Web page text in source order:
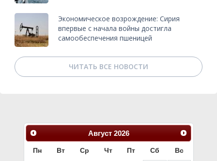
Экономическое возрождение: Сирия
впервые с начала войны достигла
самообеспечения пшеницей
ЧИТАТЬ ВСЕ НОВОСТИ
Август 2026
Пн Вт Ср Чт Пт Сб Вс